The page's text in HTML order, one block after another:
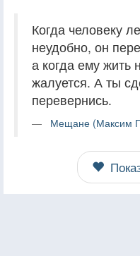
Когда человеку
неудобно, он
а когда ему жить
жалуется. А ты
перевернись.
Мещане (Максим